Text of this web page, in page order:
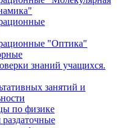
"Оптика"
знаний учащихся.
занятий и
по физике